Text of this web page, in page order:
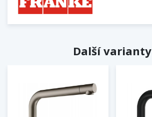
Další varianty